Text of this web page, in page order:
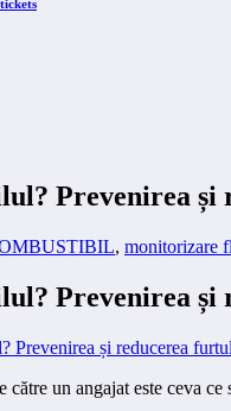
Prevenirea
, monitorizare
Prevenirea
un angajat este ceva